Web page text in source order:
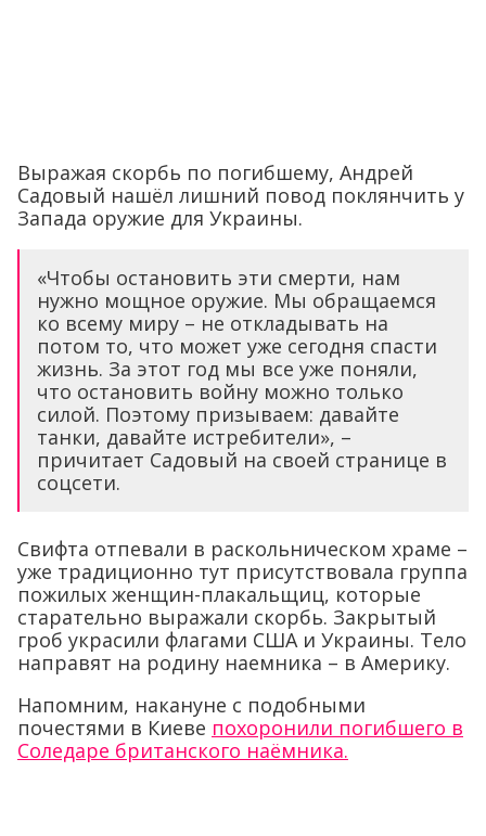
Выражая скорбь по погибшему, Андрей
Садовый нашёл лишний повод поклянчить у
Запада оружие для Украины.
«Чтобы остановить эти смерти, нам
нужно мощное оружие. Мы обращаемся
ко всему миру – не откладывать на
потом то, что может уже сегодня спасти
жизнь. За этот год мы все уже поняли,
что остановить войну можно только
силой. Поэтому призываем: давайте
танки, давайте истребители», –
причитает Садовый на своей странице в
соцсети.
Свифта отпевали в раскольническом храме –
уже традиционно тут присутствовала группа
пожилых женщин-плакальщиц, которые
старательно выражали скорбь. Закрытый
гроб украсили флагами США и Украины. Тело
направят на родину наемника – в Америку.
Напомним, накануне с подобными
почестями в Киеве похоронили погибшего в
Соледаре британского наёмника.